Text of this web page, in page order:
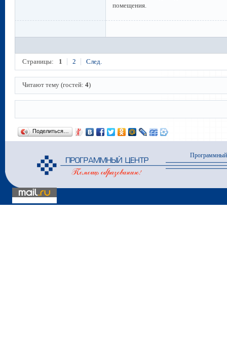
помещения.
Страницы: 1 2 След.
Читают тему (гостей:4)
Поделиться…